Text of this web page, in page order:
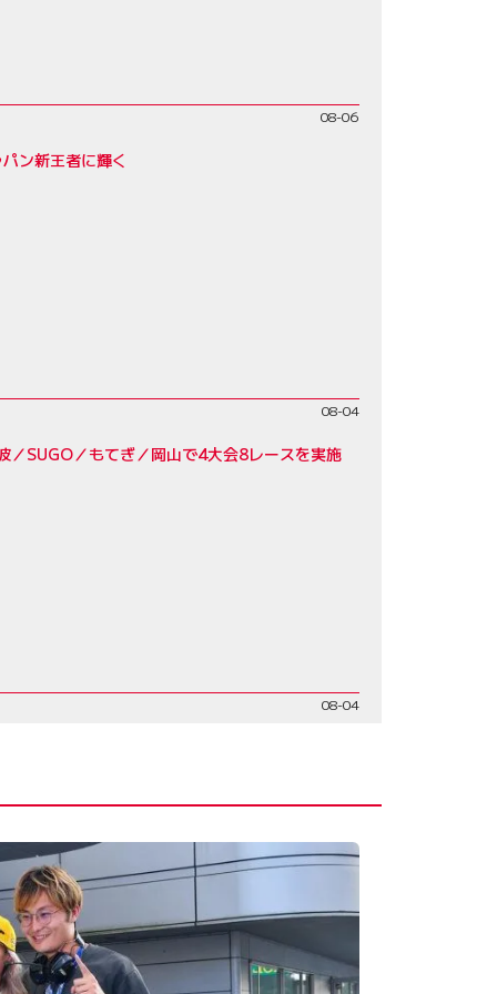
08-06
ン新王者に輝く
08-04
SUGO／もてぎ／岡山で4大会8レースを実施
08-04